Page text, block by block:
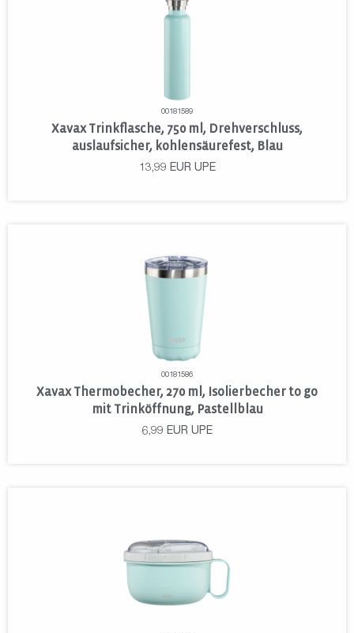
00181589
Xavax Trinkflasche, 750 ml, Drehverschluss,
auslaufsicher, kohlensäurefest, Blau
13,99 EUR UPE
00181586
Xavax Thermobecher, 270 ml, Isolierbecher to go
mit Trinköffnung, Pastellblau
6,99 EUR UPE